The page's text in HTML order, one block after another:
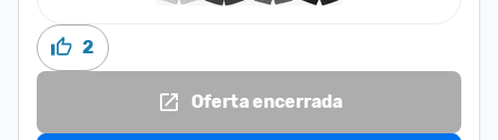
2
Oferta encerrada